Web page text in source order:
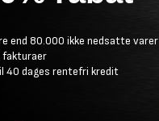
end 80.000 ikke nedsatte varer
fakturaer
40 dages rentefri kredit